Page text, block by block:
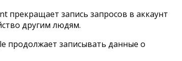
прекращает запись запросов в аккаунт
другим людям.
продолжает записывать данные о